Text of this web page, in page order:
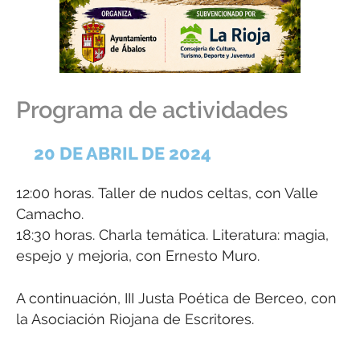
Programa de actividades
20 DE ABRIL DE 2024
12:00 horas. Taller de nudos celtas, con Valle
Camacho.
18:30 horas. Charla temática. Literatura: magia,
espejo y mejoria, con Ernesto Muro.
A continuación, III Justa Poética de Berceo, con
la Asociación Riojana de Escritores.